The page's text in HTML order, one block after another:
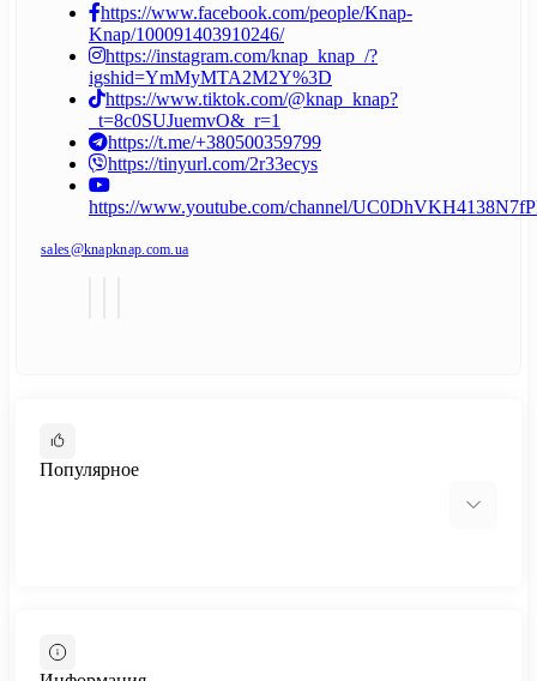
https://www.facebook.com/people/Knap-
Knap/100091403910246/
https://instagram.com/knap_knap_/?
igshid=YmMyMTA2M2Y%3D
https://www.tiktok.com/@knap_knap?
_t=8c0SUJuemvO&_r=1
https://t.me/+380500359799
https://tinyurl.com/2r33ecys
https://www.youtube.com/channel/
sales@knapknap.com.ua
Популярное